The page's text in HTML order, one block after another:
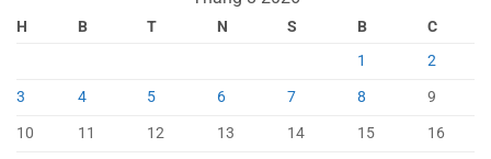
H B T N S B
C
1
2
3
4 5 6 7 8
9
10
11 12 13 14 15
16